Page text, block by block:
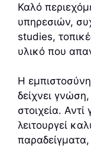
Καλό
υπηρεσιών,
studies,
υλικό που
Η εμπιστοσύνη
δείχνει
στοιχεία.
λειτουργεί
παραδείγματα,